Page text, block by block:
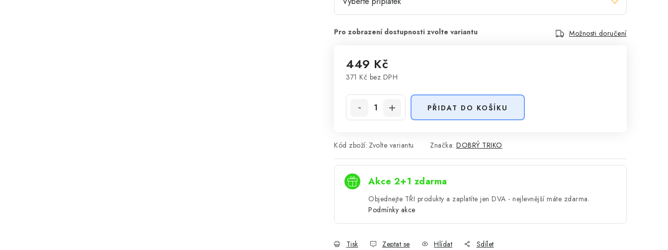
Možnosti doručení
449 Kč
371 Kč bez DPH
PŘIDAT DO KOŠÍKU
Kód zboží: Zvolte variantu Značka: DOBRÝ TRIKO
Akce 2+1 zdarma
Objednejte TŘI produkty a zaplatíte jen DVA - nejlevnější máte zdarma.
Podmínky akce
Tisk Zeptat se Hlídat Sdílet